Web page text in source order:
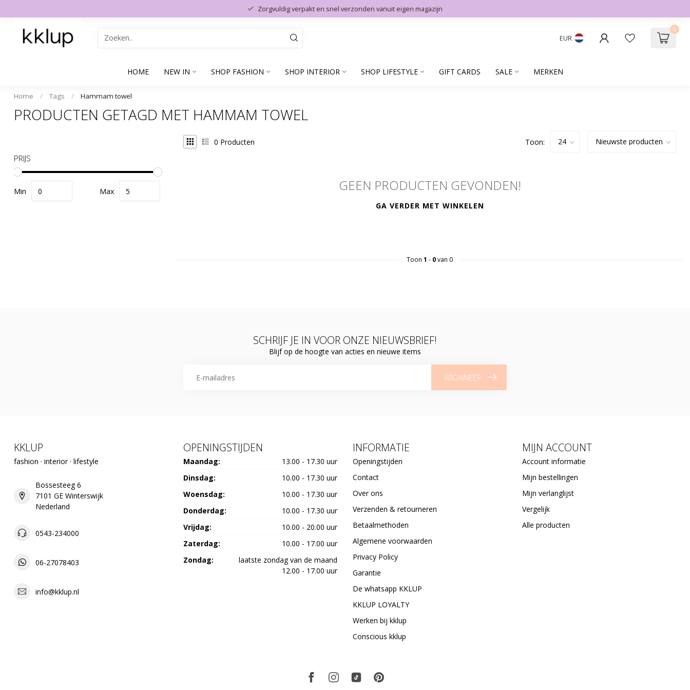
Zorgvuldig verpakt en snel verzonden vanuit eigen magazijn
EUR
0
HOME NEW IN SHOP FASHION SHOP INTERIOR SHOP LIFESTYLE GIFT CARDS SALE MERKEN
Home / Tags / Hammam towel
PRODUCTEN GETAGD MET HAMMAM TOWEL
PRIJS
Min Max
0 Producten Toon:
GEEN PRODUCTEN GEVONDEN!
GA VERDER MET WINKELEN
Toon 1 - 0van 0
SCHRIJF JE IN VOOR ONZE NIEUWSBRIEF!
Blijf op de hoogte van acties en nieuwe items
ABONNEER
KKLUP
fashion · interior · lifestyle
Bossesteeg 6
7101 GE Winterswijk
Nederland
0543-234000
06-27078403
info@kklup.nl
OPENINGSTIJDEN
Maandag:
13.00 - 17.30 uur
Dinsdag:
10.00 - 17.30 uur
Woensdag:
10.00 - 17.30 uur
Donderdag:
10.00 - 17.30 uur
Vrijdag:
10.00 - 20.00 uur
Zaterdag:
10.00 - 17.00 uur
Zondag:
laatste zondag van de maand
12.00 - 17.00 uur
INFORMATIE
Openingstijden
Contact
Over ons
Verzenden & retourneren
Betaalmethoden
Algemene voorwaarden
Privacy Policy
Garantie
De whatsapp KKLUP
KKLUP LOYALTY
Werken bij kklup
Conscious kklup
MIJN ACCOUNT
Account informatie
Mijn bestellingen
Mijn verlanglijst
Vergelijk
Alle producten